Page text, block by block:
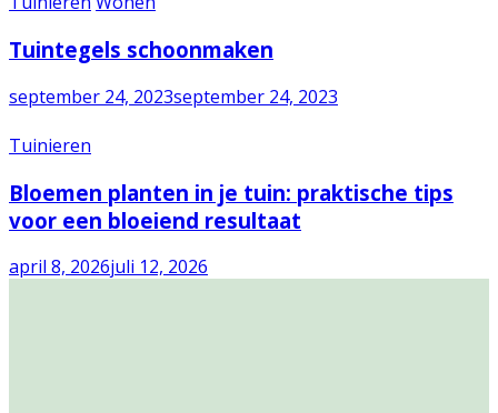
Tuintegels schoonmaken
september 24, 2023september 24, 2023
Tuinieren
Bloemen planten in je tuin: praktische tips
voor een bloeiend resultaat
april 8, 2026juli 12, 2026